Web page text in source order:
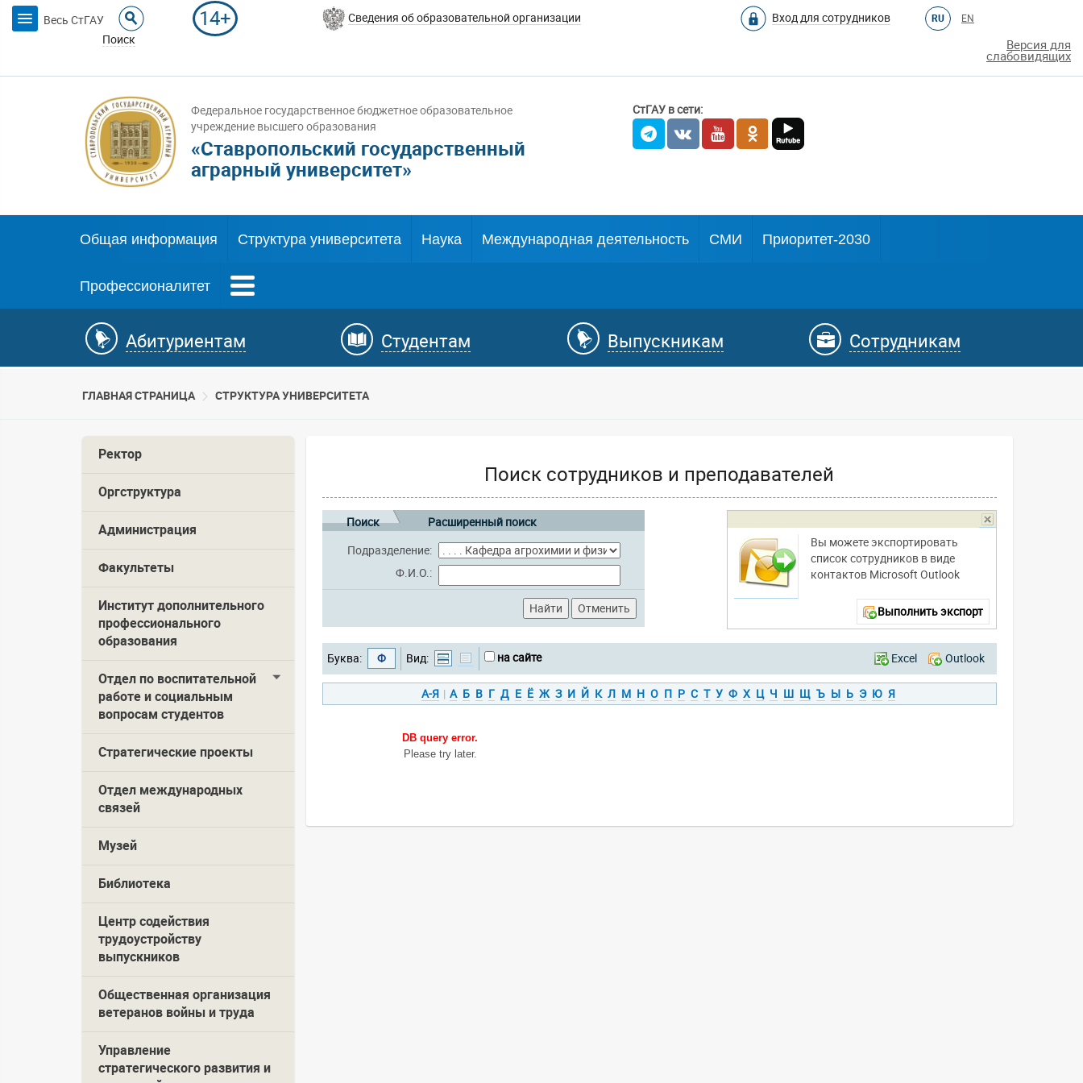
Весь СтГАУ
Поиск
14+ Сведения об образовательной организации Вход для сотрудников RU EN
Версия для
слабовидящих
Федеральное государственное бюджетное образовательное
учреждение высшего образования
«Ставропольский государственный
аграрный университет»
СтГАУ в сети:
Общая информация Структура университета Наука Международная деятельность СМИ Приоритет-2030
Профессионалитет
Абитуриентам Студентам Выпускникам Сотрудникам
ГЛАВНАЯ СТРАНИЦА CТРУКТУРА УНИВЕРСИТЕТА
Ректор
Оргструктура
Администрация
Факультеты
Институт дополнительного
профессионального
образования
Отдел по воспитательной
работе и социальным
вопросам студентов
Стратегические проекты
Отдел международных
связей
Музей
Библиотека
Центр содействия
трудоустройству
выпускников
Общественная организация
ветеранов войны и труда
Управление
стратегического развития и
Поиск сотрудников и преподавателей
Вы можете экспортировать
список сотрудников в виде
контактов Microsoft Outlook
Выполнить экспорт
Поиск Расширенный поиск
Подразделение:
Ф.И.О.:
Буква: Ф Вид: на сайте Excel Outlook
А-Я | А Б В Г Д Е Ё Ж З И Й К Л М Н О П Р С Т У Ф Х Ц Ч Ш Щ Ъ Ы Ь Э Ю Я
DB query error.
Please try later.